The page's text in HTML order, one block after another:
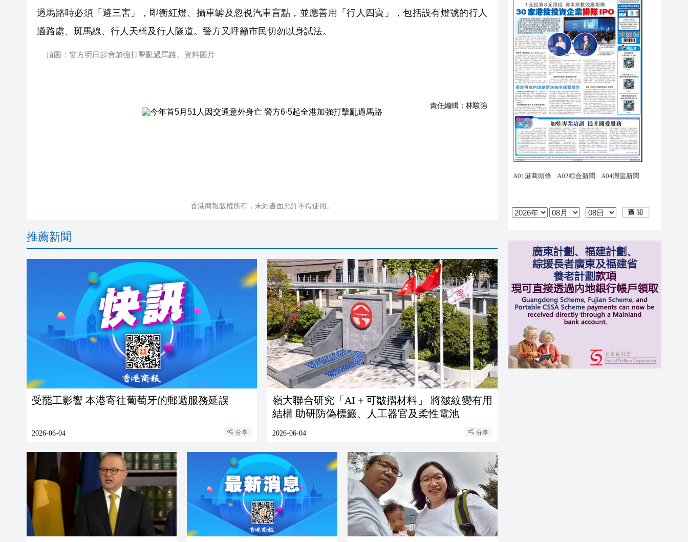
過馬路時必須「避三害」，即衝紅燈、攝車罅及忽視汽車盲點，並應善用「行人四寶」，包括設有燈號的行人
過路處、斑馬線、行人天橋及行人隧道。警方又呼籲市民切勿以身試法。
頂圖：警方明日起會加強打擊亂過馬路。資料圖片
責任編輯： 林駿強
香港商報版權所有，未經書面允許不得使用。
推薦新聞
受罷工影響 本港寄往葡萄牙的郵遞服務延誤
2026-06-04 分享
嶺大聯合研究「AI＋可皺摺材料」 將皺紋變有用
結構 助研防偽標籤、人工器官及柔性電池
2026-06-04 分享